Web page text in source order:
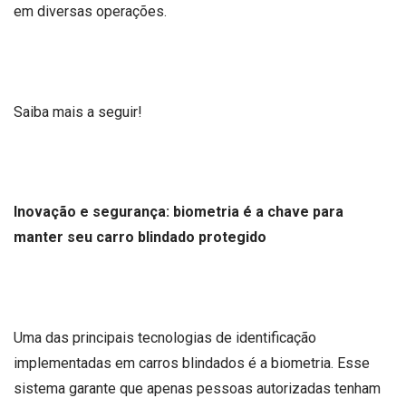
em diversas operações.
Saiba mais a seguir!
Inovação e segurança: biometria é a chave para
manter seu carro blindado protegido
Uma das principais tecnologias de identificação
implementadas em carros blindados é a biometria. Esse
sistema garante que apenas pessoas autorizadas tenham